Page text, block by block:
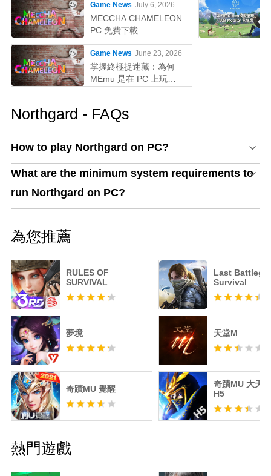
Game News July 6, 2026
MECCHA CHAMELEON
PC 免費下載
Game News June 23, 2026
掌握終極捉迷藏：為何
MEmu 是在 PC 上玩
Northgard - FAQs
How to play Northgard on PC?
What are the minimum system requirements to
run Northgard on PC?
為您推薦
RULES OF
SURVIVAL
Last
Survival
夢境 天堂M
奇蹟MU 覺醒
奇蹟MU 大天
H5
熱門遊戲